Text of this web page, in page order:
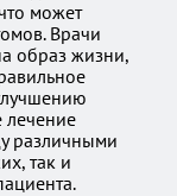
может
Врачи
образ жизни,
лечение
различными
так и